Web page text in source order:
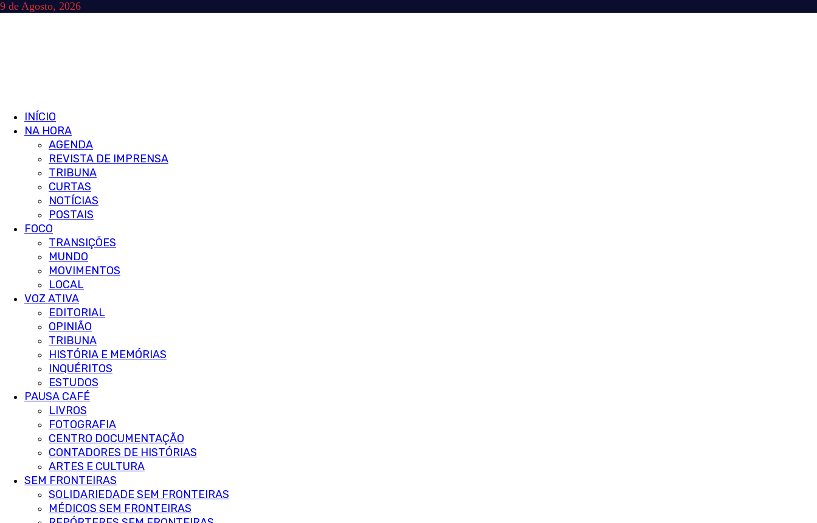
Skip
9 de Agosto, 2026
Primary
Menu
INÍCIO
NA HORA
AGENDA
REVISTA DE IMPRENSA
TRIBUNA
CURTAS
NOTÍCIAS
POSTAIS
FOCO
TRANSIÇÕES
MUNDO
MOVIMENTOS
LOCAL
VOZ ATIVA
EDITORIAL
OPINIÃO
TRIBUNA
HISTÓRIA E MEMÓRIAS
INQUÉRITOS
ESTUDOS
PAUSA CAFÉ
LIVROS
FOTOGRAFIA
CENTRO DOCUMENTAÇÃO
CONTADORES DE HISTÓRIAS
ARTES E CULTURA
SEM FRONTEIRAS
SOLIDARIEDADE SEM FRONTEIRAS
MÉDICOS SEM FRONTEIRAS